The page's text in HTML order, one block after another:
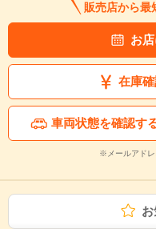
販売店から最
お
在庫
車両状態を確認す
※メールアドレ